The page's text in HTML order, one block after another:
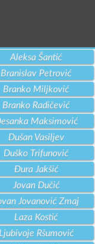
Aleksa Šantić
Branislav Petrović
Branko Miljković
Branko Radičević
Maksimović
Dušan Vasiljev
Duško Trifunović
Đura Jakšić
Jovan Dučić
Jovanović Zmaj
Laza Kostić
Ljubivoje Ršumović